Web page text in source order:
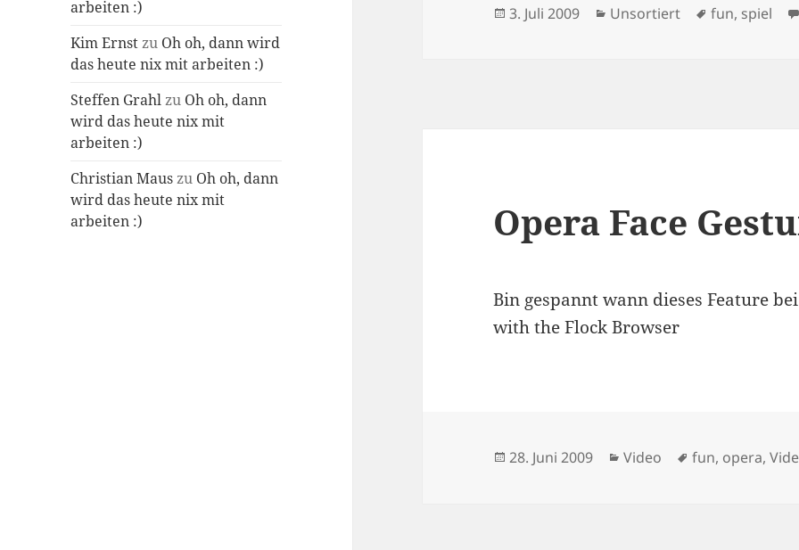
arbeiten :)
Kim Ernstzu Oh oh, dann wird
das heute nix mit arbeiten :)
Steffen Grahlzu Oh oh, dann
wird das heute nix mit
arbeiten :)
Christian Mauszu Oh oh, dann
wird das heute nix mit
arbeiten :)
Veröffentlicht
3. Juli 2009 Kategorien
Unsortiert Schlagwörter
fun, spiel
Opera Face
Bin gespannt wann dieses Feature
with the Flock Browser
Veröffentlicht
28. Juni 2009 Kategorien
Video Schlagwörter
fun, opera,